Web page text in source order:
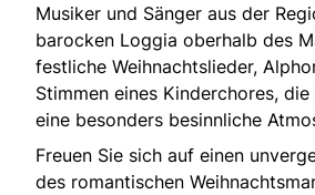
Musiker und Sänger aus der
barocken Loggia oberhalb des
festliche Weihnachtslieder,
Stimmen eines Kinderchores,
eine besonders besinnliche
Freuen Sie sich auf einen
des romantischen